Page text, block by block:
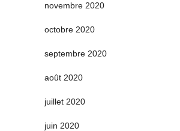
novembre 2020
octobre 2020
septembre 2020
août 2020
juillet 2020
juin 2020